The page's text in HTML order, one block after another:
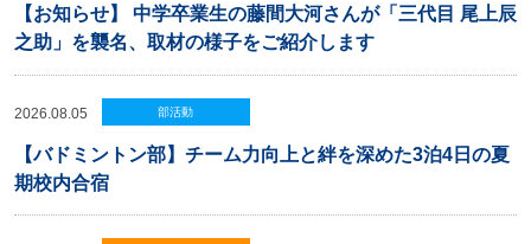
【お知らせ】 中学卒業生の藤間大河さんが「三代目 尾上辰
之助」を襲名、取材の様子をご紹介します
2026.08.05 部活動
【バドミントン部】チーム力向上と絆を深めた3泊4日の夏
期校内合宿